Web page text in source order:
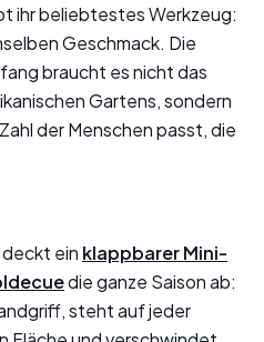
ihr beliebtestes Werkzeug:
Geschmack. Die
braucht es nicht das
Gartens, sondern
der Menschen passt, die
deckt ein klappbarer Mini-
die ganze Saison ab:
steht auf jeder